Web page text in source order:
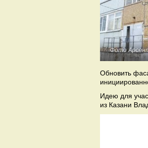
Фото
Обновить
Идею для
из Казани